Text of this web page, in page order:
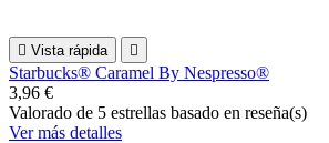
 Vista rápida 
Starbucks® Caramel By Nespresso®
3,96 €
Valorado de 5 estrellas basado en reseña(s)
Ver más detalles